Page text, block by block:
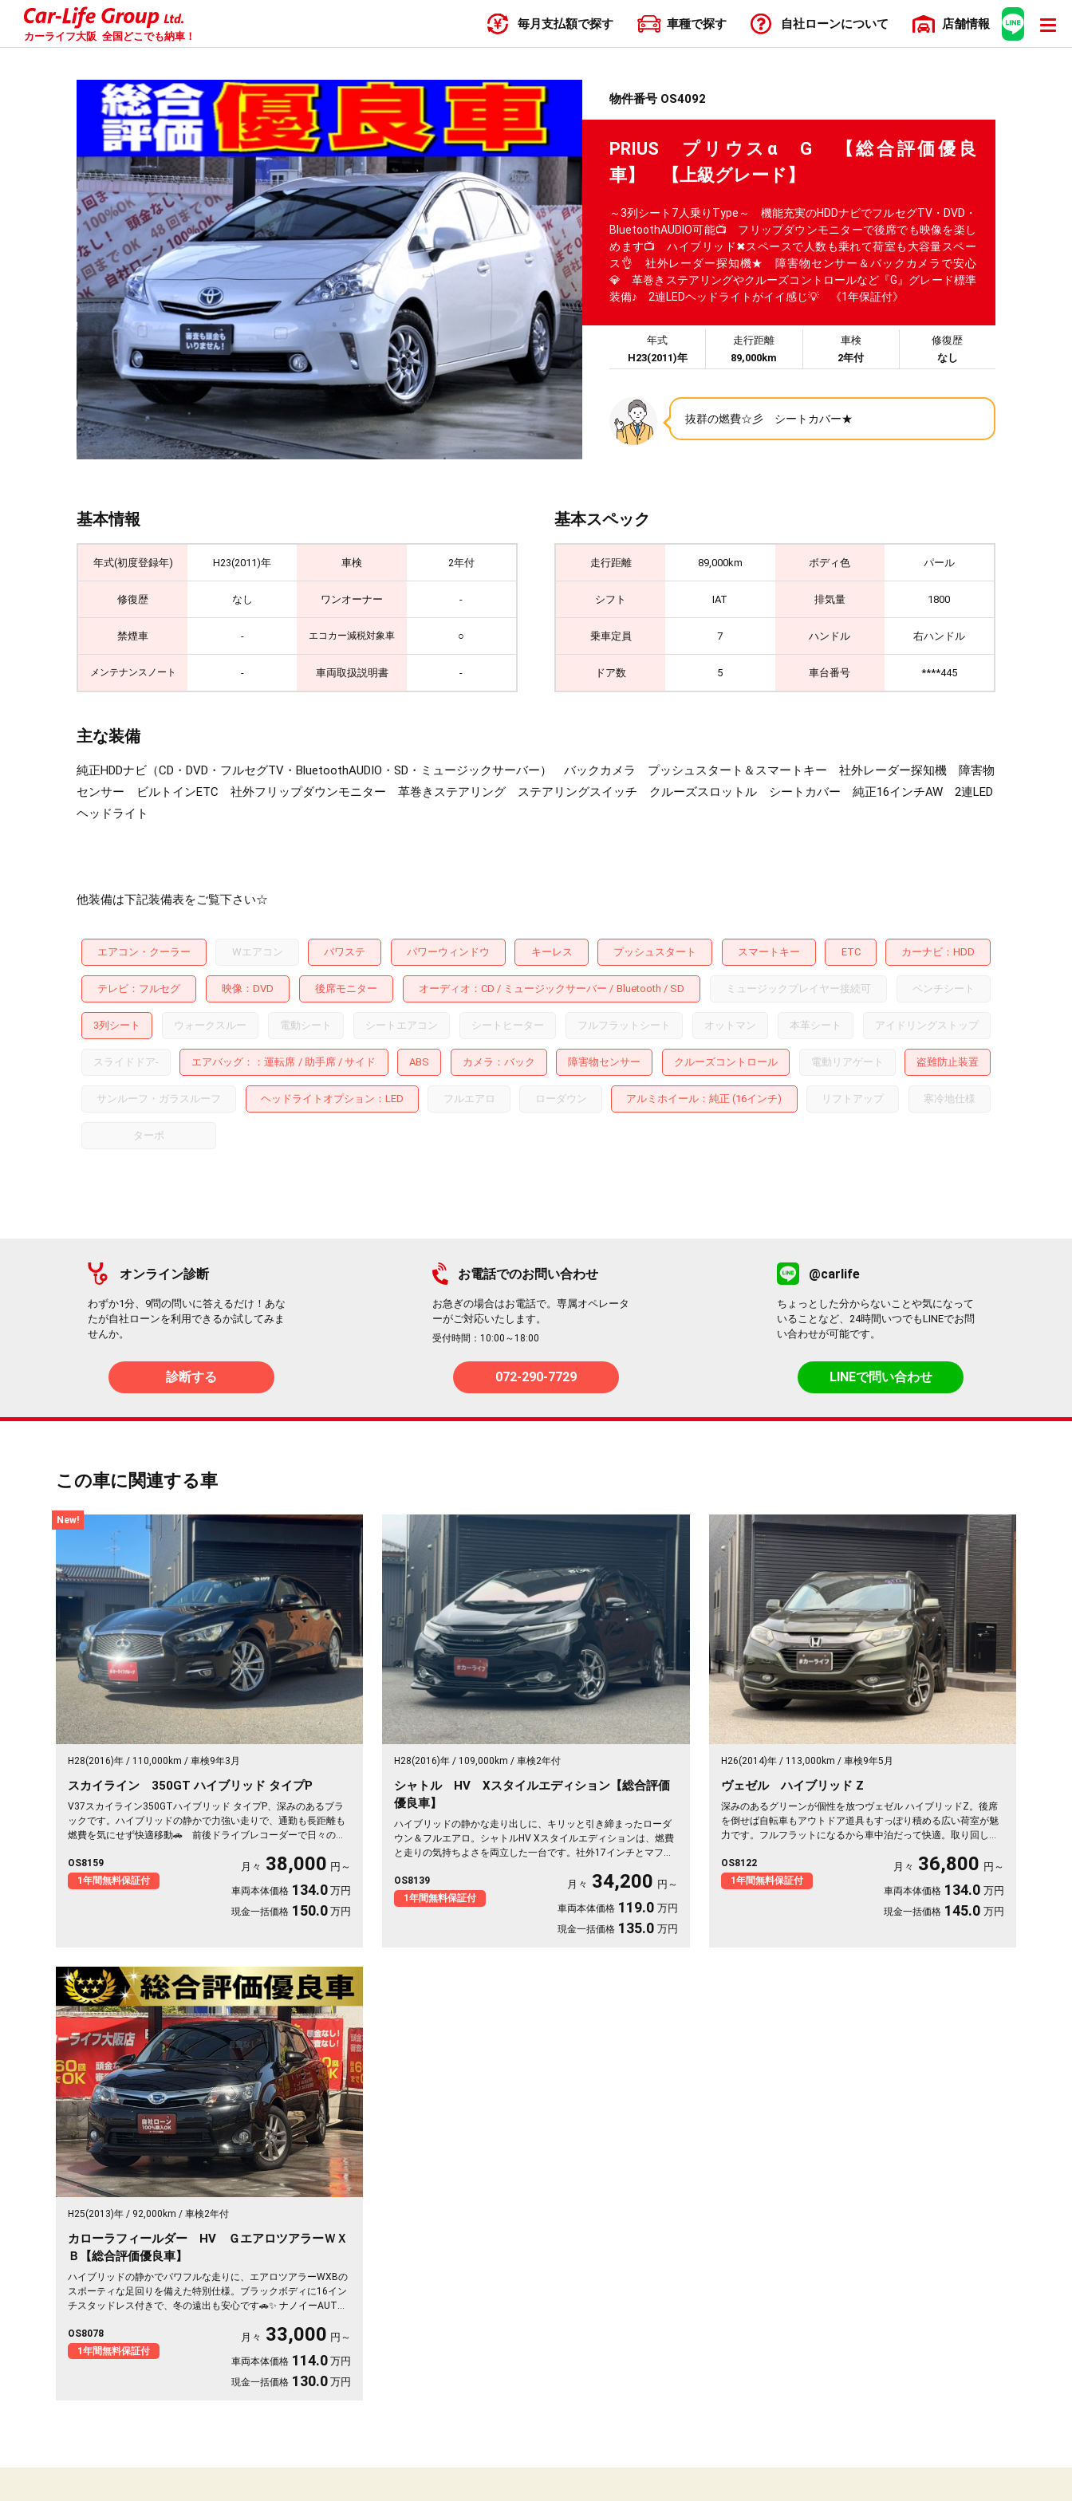
カーライフ大阪 全国どこでも納車！
毎月支払額で探す 車種で探す 自社ローンについて 店舗情報
物件番号 OS4092
PRIUS プリウスα G 【総合評価優良
車】 【上級グレード】
～3列シート7人乗りType～ 機能充実のHDDナビでフルセグTV・DVD・
BluetoothAUDIO可能📺 フリップダウンモニターで後席でも映像を楽し
めます📺 ハイブリッド✖スペースで人数も乗れて荷室も大容量スペー
ス👌 社外レーダー探知機★ 障害物センサー＆バックカメラで安心
💎 革巻きステアリングやクルーズコントロールなど『G』グレード標準
装備♪ 2連LEDヘッドライトがイイ感じ💡 《1年保証付》
年式
H23(2011)年
走行距離
89,000km
車検
2年付
修復歴
なし
抜群の燃費☆彡 シートカバー★
基本情報
年式(初度登録年) H23(2011)年 車検 2年付
修復歴 なし ワンオーナー -
禁煙車 - エコカー減税対象車 ○
メンテナンスノート - 車両取扱説明書 -
基本スペック
走行距離 89,000km ボディ色 パール
シフト IAT 排気量 1800
乗車定員 7 ハンドル 右ハンドル
ドア数 5 車台番号 ****445
主な装備
純正HDDナビ（CD・DVD・フルセグTV・BluetoothAUDIO・SD・ミュージックサーバー） バックカメラ プッシュスタート＆スマートキー 社外レーダー探知機 障害物
センサー ビルトインETC 社外フリップダウンモニター 革巻きステアリング ステアリングスイッチ クルーズスロットル シートカバー 純正16インチAW 2連LED
ヘッドライト
他装備は下記装備表をご覧下さい☆
エアコン・クーラー Wエアコン パワステ パワーウィンドウ キーレス プッシュスタート スマートキー ETC カーナビ HDD
テレビ フルセグ 映像 DVD 後席モニター オーディオ CD ミュージックサーバー Bluetooth SD ミュージックプレイヤー接続可 ベンチシート
3列シート ウォークスルー 電動シート シートエアコン シートヒーター フルフラットシート オットマン 本革シート アイドリングストップ
スライドドア- エアバッグ： 運転席 助手席 サイド ABS カメラ バック 障害物センサー クルーズコントロール 電動リアゲート 盗難防止装置
サンルーフ・ガラスルーフ ヘッドライトオプション LED フルエアロ ローダウン アルミホイール ：純正 (16インチ) リフトアップ 寒冷地仕様
ターボ
オンライン診断
わずか1分、9問の問いに答えるだけ！あな
たが自社ローンを利用できるか試してみま
せんか。
診断する
お電話でのお問い合わせ
お急ぎの場合はお電話で。専属オペレータ
ーがご対応いたします。
受付時間：10:00～18:00
072-290-7729
@carlife
ちょっとした分からないことや気になって
いることなど、24時間いつでもLINEでお問
い合わせが可能です。
LINEで問い合わせ
この車に関連する車
New!
H28(2016)年 110,000km 車検9年3月
スカイライン 350GT ハイブリッド タイプP
V37スカイライン350GTハイブリッド タイプP、深みのあるブラ
ックです。ハイブリッドの静かで力強い走りで、通勤も長距離も
燃費を気にせず快適移動🚗 前後ドライブレコーダーで日々の運
での疲れもグッと軽減。アラウンドビューで狭い駐車場もスッと
停められます。 仕事帰りにふらっと遠出したくなる、そんな相
棒です✨ 高級セダンがお値打ち、《1年保証付》で気持ちよく乗
OS8159
1年間無料保証付
月々 38,000 円～
車両本体価格 134.0 万円
現金一括価格 150.0 万円
H28(2016)年 109,000km 車検2年付
シャトル HV Xスタイルエディション【総合評価
優良車】
ハイブリッドの静かな走り出しに、キリッと引き締まったローダ
ウン＆フルエアロ。シャトルHV Xスタイルエディションは、燃費
と走りの気持ちよさを両立した一台です。社外17インチとマフラ
楽しめます。8インチSDナビとバックカメラで初めての道も安
心。仕事帰りにふらっと寄り道、休日は荷物を積んでロングドラ
イブへ✨走りにこだわる方に《1年保証付》💫
OS8139
1年間無料保証付
月々 34,200 円～
車両本体価格 119.0 万円
現金一括価格 135.0 万円
H26(2014)年 113,000km 車検9年5月
ヴェゼル ハイブリッド Z
深みのあるグリーンが個性を放つヴェゼル ハイブリッドZ。後席
を倒せば自転車もアウトドア道具もすっぽり積める広い荷室が魅
力です。フルフラットになるから車中泊だって快適。取り回しの
す。休日は思い立ったら遠出、平日は日々の相棒に。ドライブレ
コーダー付きで万が一の時も映像で安心。走りに彩りを添える一
台です《1年保証付》🚗✨💚💺😎
OS8122
1年間無料保証付
月々 36,800 円～
車両本体価格 134.0 万円
現金一括価格 145.0 万円
H25(2013)年 92,000km 車検2年付
カローラフィールダー HV ＧエアロツアラーＷＸ
Ｂ【総合評価優良車】
ハイブリッドの静かでパワフルな走りに、エアロツアラーWXBの
スポーティな足回りを備えた特別仕様。ブラックボディに16イン
チスタッドレス付きで、冬の遠出も安心です🚗✨ ナノイーAUTO
ビとバックカメラで、初めての道も駐車もスッと決まります🎵 週
末のドライブも通勤も、燃費を気にせず走り出せる一台💫《1年保
OS8078
1年間無料保証付
月々 33,000 円～
車両本体価格 114.0 万円
現金一括価格 130.0 万円